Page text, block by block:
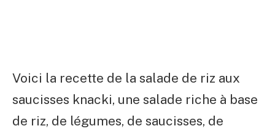
Voici la recette de la salade de riz aux
saucisses knacki, une salade riche à base
de riz, de légumes, de saucisses, de